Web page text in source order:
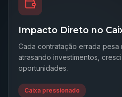
Impacto Direto no
Cada contratação errada pesa
atrasando investimentos,
oportunidades.
Caixa pressionado